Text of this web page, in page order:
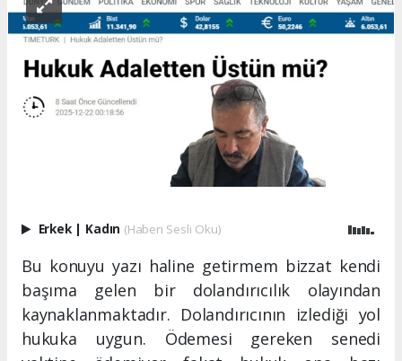
Erkek | Kadın (Haberi Sesli Oku)
Bu konuyu yazı haline getirmem bizzat kendi
başıma gelen bir dolandırıcılık olayından
kaynaklanmaktadır. Dolandırıcının izlediği yol
hukuka uygun. Ödemesi gereken senedi